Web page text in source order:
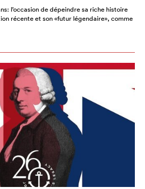
l’occasion de dépeindre sa riche histoire
récente et son «futur légendaire», comme